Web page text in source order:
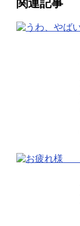
関連記事